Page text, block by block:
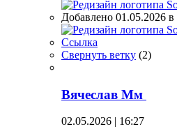
Добавлено 01.05.2026 в
Ссылка
Свернуть ветку (2)
Вячеслав Мм
02.05.2026 | 16:27